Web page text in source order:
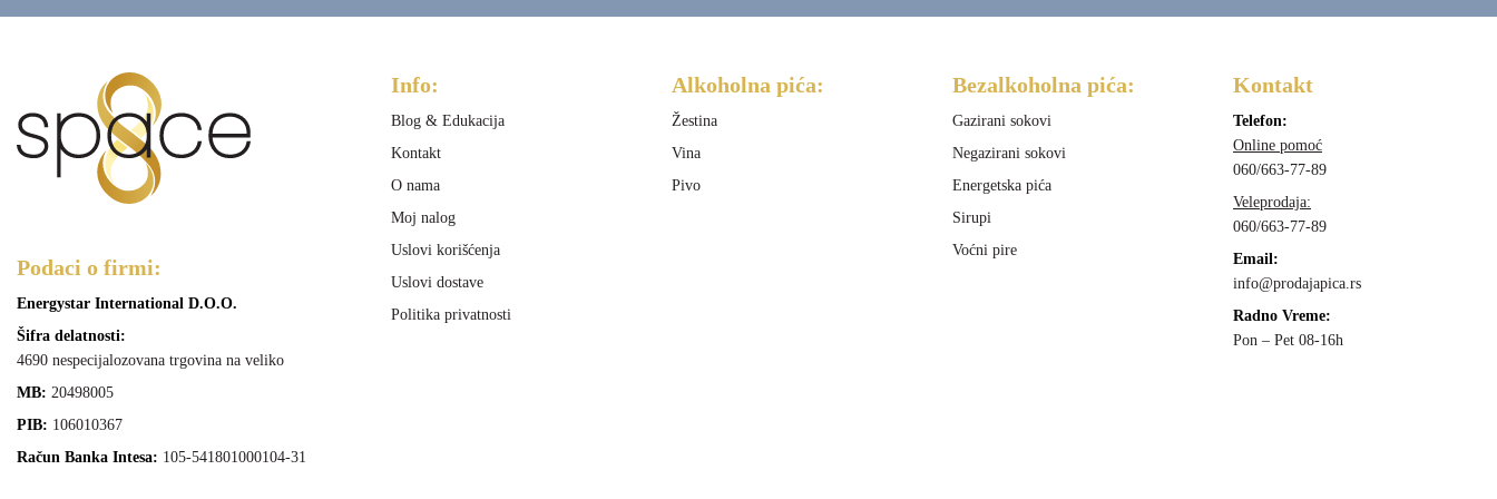
Podaci o firmi:
Energystar International D.O.O.
Šifra delatnosti:
4690 nespecijalozovana trgovina na veliko
MB: 20498005
PIB: 106010367
Račun Banka Intesa: 105-541801000104-31
Info:
Blog & Edukacija
Kontakt
O nama
Moj nalog
Uslovi korišćenja
Uslovi dostave
Politika privatnosti
Alkoholna pića:
Žestina
Vina
Pivo
Bezalkoholna pića:
Gazirani sokovi
Negazirani sokovi
Energetska pića
Sirupi
Voćni pire
Kontakt
Telefon:
Online pomoć
060/663-77-89
Veleprodaja:
060/663-77-89
Email:
info@prodajapica.rs
Radno Vreme:
Pon – Pet 08-16h